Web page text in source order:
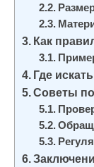
Как
Где
Советы